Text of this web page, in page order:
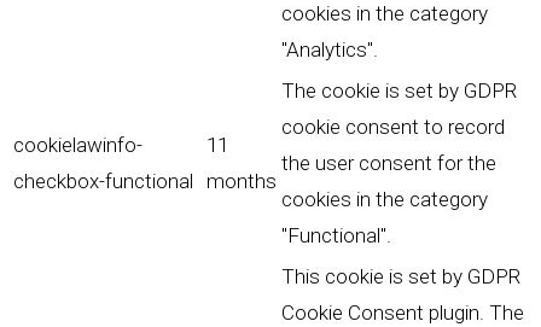
cookies in the category
"Analytics".
cookielawinfo-
checkbox-functional
11
months
The cookie is set by GDPR
cookie consent to record
the user consent for the
cookies in the category
"Functional".
This cookie is set by GDPR
Cookie Consent plugin. The